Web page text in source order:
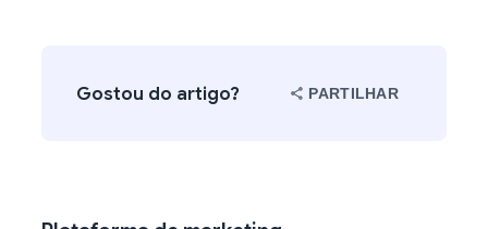
Gostou do artigo? PARTILHAR